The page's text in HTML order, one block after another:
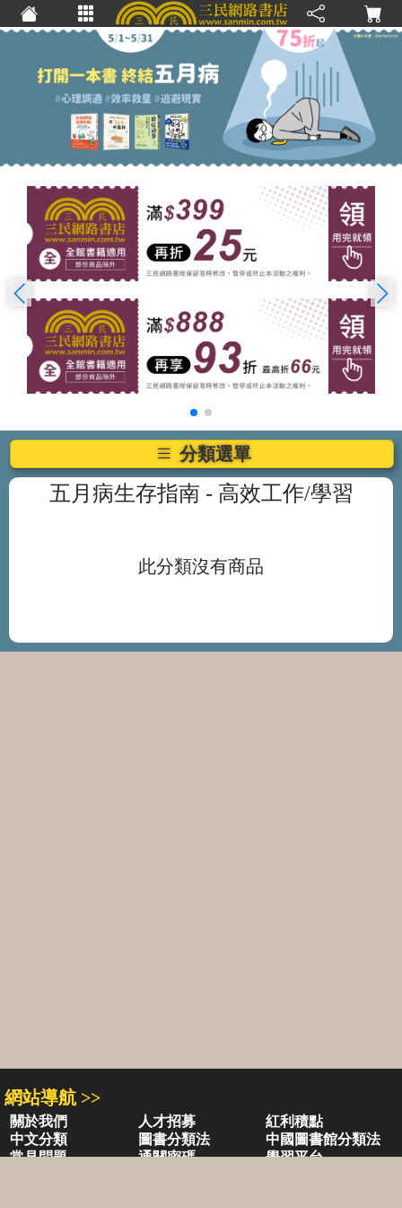
分類選單
五月病生存指南 - 高效工作/學習
此分類沒有商品
網站導航 >>
關於我們 人才招募
紅利積點
中文分類
圖書分類法
中國圖書館分類法
常見問題
通關密碼
學習平台